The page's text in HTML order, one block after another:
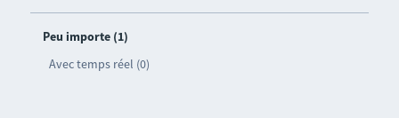
Peu importe (1)
Avec temps réel (0)